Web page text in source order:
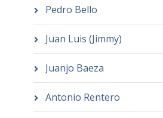
Pedro Bello
Juan Luis (Jimmy)
Juanjo Baeza
Antonio Rentero